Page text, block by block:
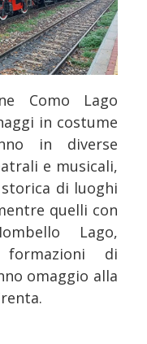
Como Lago
in costume
in diverse
e musicali,
di luoghi
quelli con
Lago,
di
omaggio alla